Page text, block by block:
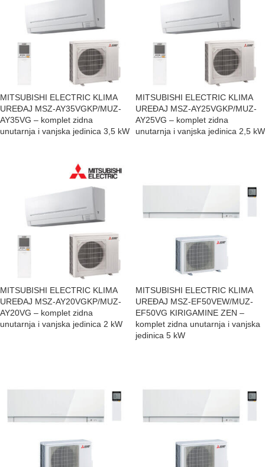
MITSUBISHI ELECTRIC KLIMA
UREĐAJ MSZ-AY35VGKP/MUZ-
AY35VG – komplet zidna
unutarnja i vanjska jedinica 3,5 kW
MITSUBISHI ELECTRIC KLIMA
UREĐAJ MSZ-AY25VGKP/MUZ-
AY25VG – komplet zidna
unutarnja i vanjska jedinica 2,5 kW
MITSUBISHI ELECTRIC KLIMA
UREĐAJ MSZ-AY20VGKP/MUZ-
AY20VG – komplet zidna
unutarnja i vanjska jedinica 2 kW
MITSUBISHI ELECTRIC KLIMA
UREĐAJ MSZ-EF50VEW/MUZ-
EF50VG KIRIGAMINE ZEN –
komplet zidna unutarnja i vanjska
jedinica 5 kW